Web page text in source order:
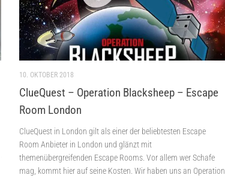
10. OKTOBER 2018
ClueQuest – Operation Blacksheep – Escape
Room London
ClueQuest in London gilt als einer der beliebtesten Escape
Room Anbieter in London und glänzt mit
themenübergreifenden Escape Rooms. Vor allem wer Schafe
mag, kommt hier auf seine Kosten. Wir haben uns an Operation